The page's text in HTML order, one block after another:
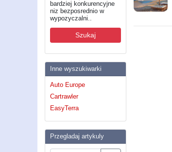
bardziej konkurencyjne
niz bezposrednio w
wypozyczalni..
Szukaj
Inne wyszukiwarki
Auto Europe
Cartrawler
EasyTerra
Przegladaj artykuly